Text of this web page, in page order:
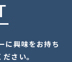
に興味をお持ち
さい。